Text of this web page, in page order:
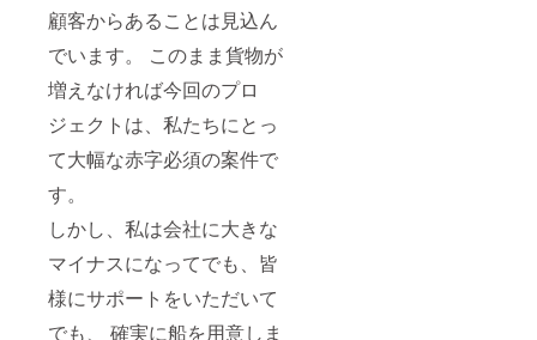
顧客からあることは⾒込ん
でいます。 このまま貨物が
増えなければ今回のプロ
ジェクトは、私たちにとっ
て⼤幅な⾚字必須の案件で
す。
しかし、私は会社に⼤きな
マイナスになってでも、皆
様にサポートをいただいて
でも、 確実に船を⽤意しま